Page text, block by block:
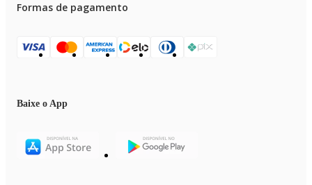
Formas de pagamento
Baixe o App